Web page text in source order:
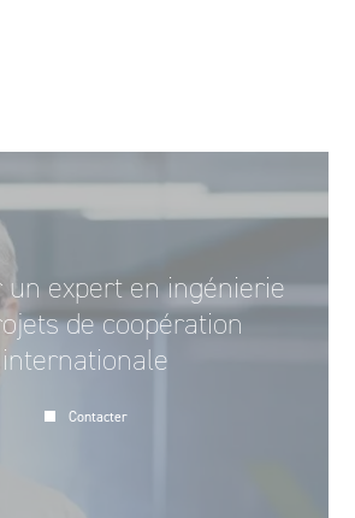
un expert en ingénierie
de coopération
internationale
Contacter